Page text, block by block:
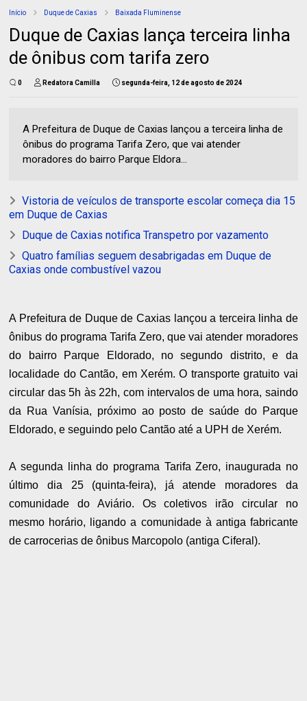
Início Duque de Caxias Baixada Fluminense
Duque de Caxias lança terceira linha
de ônibus com tarifa zero
0 Redatora Camilla segunda-feira, 12 de agosto de 2024
A Prefeitura de Duque de Caxias lançou a terceira linha de
ônibus do programa Tarifa Zero, que vai atender
moradores do bairro Parque Eldora...
Vistoria de veículos de transporte escolar começa dia 15
em Duque de Caxias
Duque de Caxias notifica Transpetro por vazamento
Quatro famílias seguem desabrigadas em Duque de
Caxias onde combustível vazou
A Prefeitura de Duque de Caxias lançou a terceira linha de
ônibus do programa Tarifa Zero, que vai atender moradores
do bairro Parque Eldorado, no segundo distrito, e da
localidade do Cantão, em Xerém. O transporte gratuito vai
circular das 5h às 22h, com intervalos de uma hora, saindo
da Rua Vanísia, próximo ao posto de saúde do Parque
Eldorado, e seguindo pelo Cantão até a UPH de Xerém.
A segunda linha do programa Tarifa Zero, inaugurada no
último dia 25 (quinta-feira), já atende moradores da
comunidade do Aviário. Os coletivos irão circular no
mesmo horário, ligando a comunidade à antiga fabricante
de carrocerias de ônibus Marcopolo (antiga Ciferal).